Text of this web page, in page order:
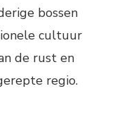
bossen
cultuur
de rust en
regio.